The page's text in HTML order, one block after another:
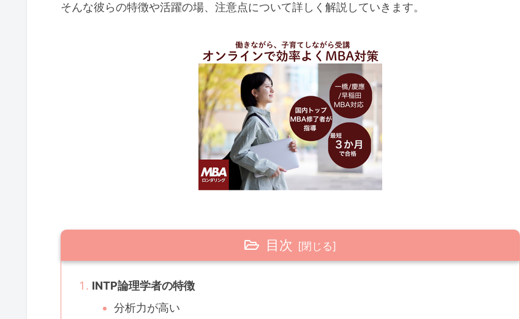
そんな彼らの特徴や活躍の場、注意点について詳しく解説していきます。
目次
INTP論理学者の特徴
分析力が高い